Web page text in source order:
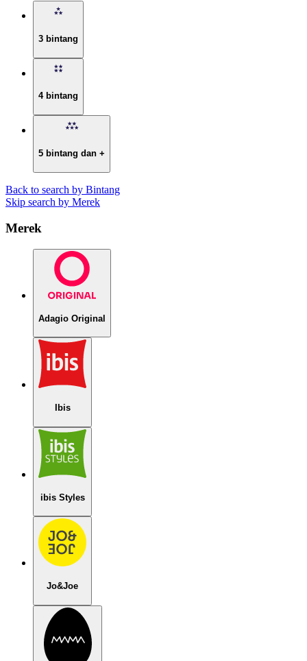
3 bintang
4 bintang
5 bintang dan +
Back to search by Bintang
Skip search by Merek
Merek
Adagio Original
Ibis
ibis Styles
Jo&Joe